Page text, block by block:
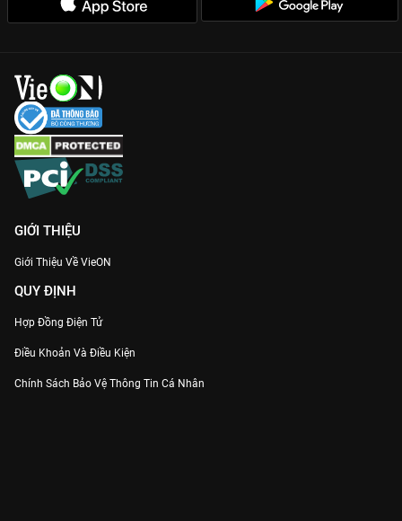
GIỚI THIỆU
Giới Thiệu Về VieON
QUY ĐỊNH
Hợp Đồng Điện Tử
Điều Khoản Và Điều Kiện
Chính Sách Bảo Vệ Thông Tin Cá Nhân